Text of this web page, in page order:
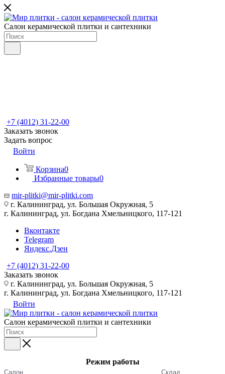
Салон керамической плитки и сантехники
+7 (4012) 31-22-00
Заказать звонок
Задать вопрос
Войти
Корзина0
Избранные товары0
mir-plitki@mir-plitki.com
г. Калининград, ул. Большая Окружная, 5
г. Калининград, ул. Богдана Хмельницкого, 117-121
Вконтакте
Telegram
Яндекс.Дзен
+7 (4012) 31-22-00
Заказать звонок
г. Калининград, ул. Большая Окружная, 5
г. Калининград, ул. Богдана Хмельницкого, 117-121
Войти
Салон керамической плитки и сантехники
Режим работы
Салон Склад